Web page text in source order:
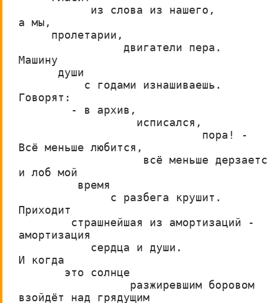
           из слова из нашего,
а мы,
     пролетарии,
                двигатели пера.
Машину
      души
          с годами изнашиваешь.
Говорят:
        - в архив,
                  исписался,
                            пора! -
Всё меньше любится,
всё меньше
и лоб мой
         время
              с разбега крушит.
Приходит
страшнейшая из
амортизация
           сердца и души.
И когда
       это солнце
                 разжиревшим боровом
взойдёт над грядущим